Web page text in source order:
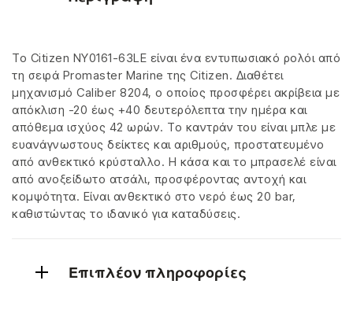
Το Citizen NY0161-63LE είναι ένα εντυπωσιακό ρολόι από
τη σειρά Promaster Marine της Citizen. Διαθέτει
μηχανισμό Caliber 8204, ο οποίος προσφέρει ακρίβεια με
απόκλιση -20 έως +40 δευτερόλεπτα την ημέρα και
απόθεμα ισχύος 42 ωρών. Το καντράν του είναι μπλε με
ευανάγνωστους δείκτες και αριθμούς, προστατευμένο
από ανθεκτικό κρύσταλλο. Η κάσα και το μπρασελέ είναι
από ανοξείδωτο ατσάλι, προσφέροντας αντοχή και
κομψότητα. Είναι ανθεκτικό στο νερό έως 20 bar,
καθιστώντας το ιδανικό για καταδύσεις.
Επιπλέον πληροφορίες